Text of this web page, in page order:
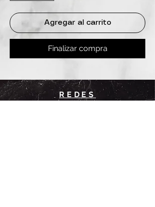
Agregar al carrito
Finalizar compra
REDES